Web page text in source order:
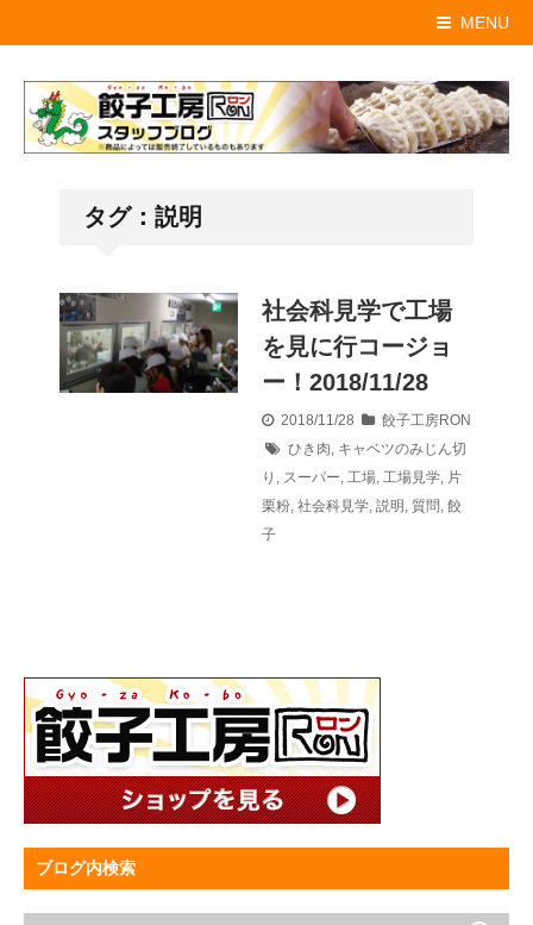
MENU
タグ：説明
社会科見学で工場
を見に行コージョ
ー！2018/11/28
2018/11/28
餃子工房RON
ひき肉 キャベツのみじん切
り
スーパー 工場 工場見学 片
栗粉 社会科見学 説明 質問 餃
子
ブログ内検索